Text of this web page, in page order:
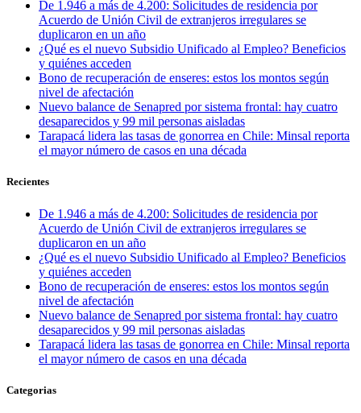
De 1.946 a más de 4.200: Solicitudes de residencia por
Acuerdo de Unión Civil de extranjeros irregulares se
duplicaron en un año
¿Qué es el nuevo Subsidio Unificado al Empleo? Beneficios
y quiénes acceden
Bono de recuperación de enseres: estos los montos según
nivel de afectación
Nuevo balance de Senapred por sistema frontal: hay cuatro
desaparecidos y 99 mil personas aisladas
Tarapacá lidera las tasas de gonorrea en Chile: Minsal reporta
el mayor número de casos en una década
Recientes
De 1.946 a más de 4.200: Solicitudes de residencia por
Acuerdo de Unión Civil de extranjeros irregulares se
duplicaron en un año
¿Qué es el nuevo Subsidio Unificado al Empleo? Beneficios
y quiénes acceden
Bono de recuperación de enseres: estos los montos según
nivel de afectación
Nuevo balance de Senapred por sistema frontal: hay cuatro
desaparecidos y 99 mil personas aisladas
Tarapacá lidera las tasas de gonorrea en Chile: Minsal reporta
el mayor número de casos en una década
Categorias